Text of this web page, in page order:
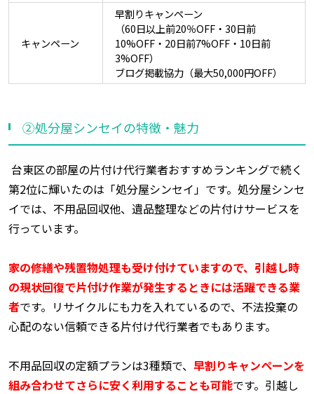
キャンペーン
早割りキャンペーン
（60日以上前20％OFF・30日前
10%OFF・20日前7%OFF・10日前
3%OFF）
ブログ掲載協力（最大50,000円OFF）
②処分屋シンセイの特徴・魅力
台東区の部屋の片付け代行業者おすすめランキングで続く
第2位に輝いたのは「処分屋シンセイ」です。処分屋シンセ
イでは、不用品回収他、遺品整理などの片付けサービスを
行っています。
家の修繕や残置物処理も受け付けていますので、引越し時
の現状回復で片付け作業が発生するときには活躍できる業
者です。リサイクルにも力を入れているので、不法投棄の
心配のない信頼できる片付け代行業者でもあります。
不用品回収の定額プランは3種類で、 早割りキャンペーンを
組み合わせてさらに安く利用することも可能です。引越し